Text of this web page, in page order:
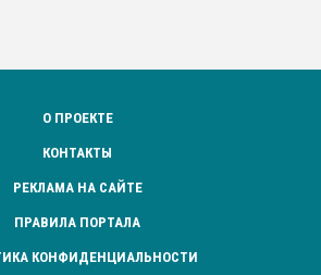
О ПРОЕКТЕ
КОНТАКТЫ
РЕКЛАМА НА САЙТЕ
ПРАВИЛА ПОРТАЛА
КОНФИДЕНЦИАЛЬНОСТИ